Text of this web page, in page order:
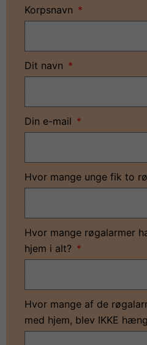
Korpsnavn
Dit navn
Din e-mail
Hvor mange unge fik to
Hvor mange røgalarmer
hjem i alt?
Hvor mange af de
med hjem, blev IKKE